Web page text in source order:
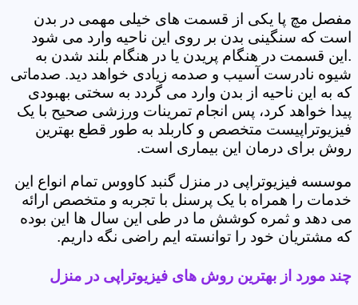
مفصل مچ پا یکی از قسمت های خیلی مهمی در بدن
است که سنگینی بدن بر روی این ناحیه وارد می شود
.این قسمت در هنگام پریدن یا در هنگام بلند شدن به
شیوه نادرست آسیب و صدمه زیادی خواهد دید. صدماتی
که به این ناحیه از بدن وارد می گردد به سختی بهبودی
پیدا خواهد کرد، پس انجام تمرینات ورزشی صحیح با یک
فیزیوتراپیست متخصص و کاربلد به طور قطع بهترین
روش برای درمان این بیماری است.
موسسه فیزیوتراپی در منزل گنبد کاووس تمام انواع این
خدمات را همراه با یک پرسنل با تجربه و متخصص ارائه
می دهد و ثمره کوشش ما در طی این سال ها این بوده
که مشتریان خود را توانسته ایم راضی نگه داریم.
چند مورد از بهترین روش های فیزیوتراپی در منزل